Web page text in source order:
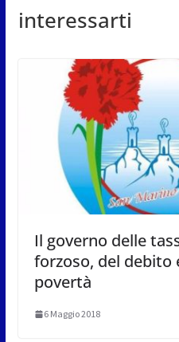
interessarti
Il governo delle
forzoso, del debito
povertà
6 Maggio 2018